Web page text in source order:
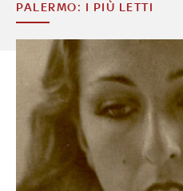
PALERMO: I PIÙ LETTI